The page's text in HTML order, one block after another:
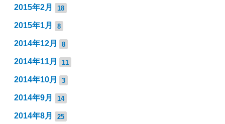
2015年2月 18
2015年1月 8
2014年12月 8
2014年11月 11
2014年10月 3
2014年9月 14
2014年8月 25